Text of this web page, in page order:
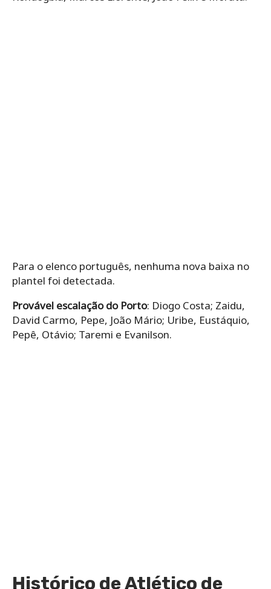
Para o elenco português, nenhuma nova baixa no
plantel foi detectada.
Provável escalação do Porto: Diogo Costa; Zaidu,
David Carmo, Pepe, João Mário; Uribe, Eustáquio,
Pepê, Otávio; Taremi e Evanilson.
Histórico de Atlético de